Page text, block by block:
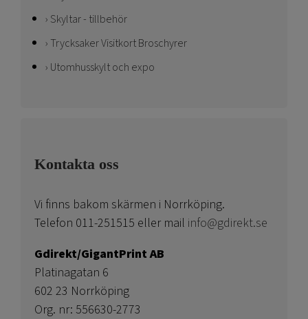
Skyltar - tillbehör
Trycksaker Visitkort Broschyrer
Utomhusskylt och expo
Kontakta oss
Vi finns bakom skärmen i Norrköping.
Telefon 011-251515 eller mail info@gdirekt.se
Gdirekt/GigantPrint AB
Platinagatan 6
602 23 Norrköping
Org. nr: 556630-2773